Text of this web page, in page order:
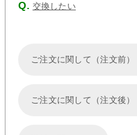
交換したい
ご注文に関して（注文前）
ご注文に関して（注文後）